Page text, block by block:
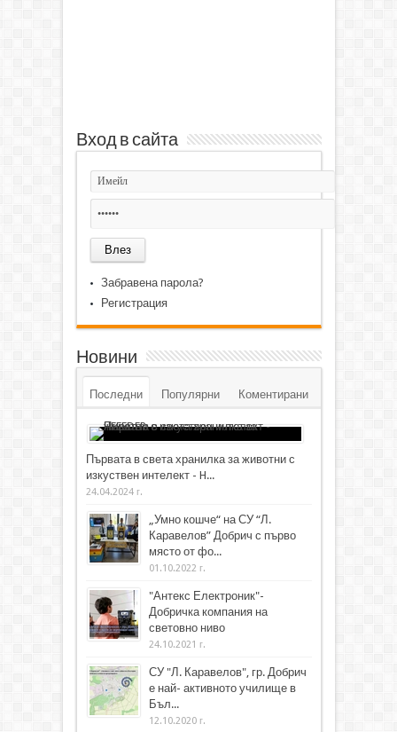
Вход в сайта
Забравена парола?
Регистрация
Новини
Последни Популярни Коментирани
Първата в света хранилка за животни с
изкуствен интелект - H...
24.04.2024 г.
„Умно кошче“ на СУ “Л.
Каравелов” Добрич с първо
място от фо...
01.10.2022 г.
"Антекс Електроник"-
Добричка компания на
световно ниво
24.10.2021 г.
СУ "Л. Каравелов", гр. Добрич
е най- активното училище в
Бъл...
12.10.2020 г.